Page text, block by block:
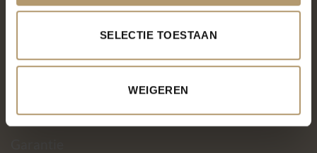
SELECTIE TOESTAAN
WEIGEREN
Levering
Ruilen & retourneren
Betaalmethoden